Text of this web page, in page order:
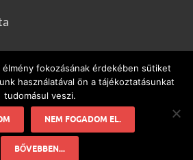
Spanyolország!
fokozásának érdekében sütiket
használatával ön a tájékoztatásunkat
tudomásul veszi.
NEM FOGADOM EL.
BŐVEBBEN...